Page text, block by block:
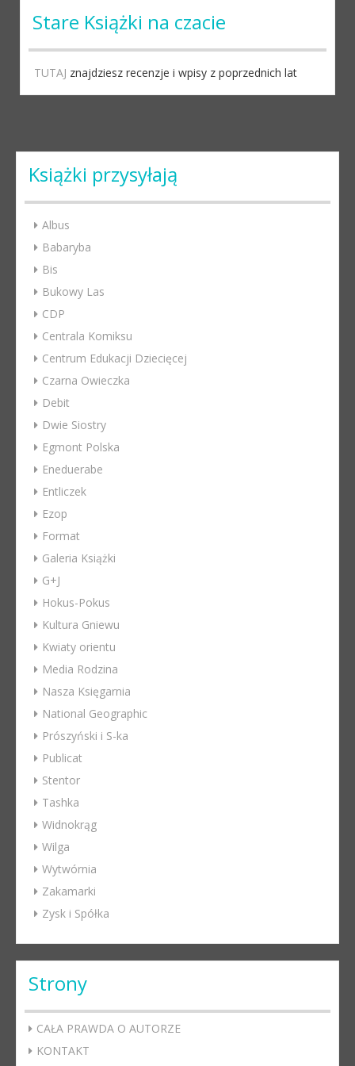
Stare Książki na czacie
TUTAJ znajdziesz recenzje i wpisy z poprzednich lat
Książki przysyłają
Albus
Babaryba
Bis
Bukowy Las
CDP
Centrala Komiksu
Centrum Edukacji Dziecięcej
Czarna Owieczka
Debit
Dwie Siostry
Egmont Polska
Eneduerabe
Entliczek
Ezop
Format
Galeria Książki
G+J
Hokus-Pokus
Kultura Gniewu
Kwiaty orientu
Media Rodzina
Nasza Księgarnia
National Geographic
Prószyński i S-ka
Publicat
Stentor
Tashka
Widnokrąg
Wilga
Wytwórnia
Zakamarki
Zysk i Spółka
Strony
CAŁA PRAWDA O AUTORZE
KONTAKT